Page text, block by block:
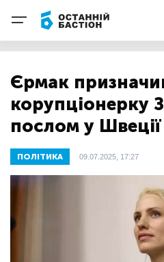
Єрмак
корупціонерку
послом у Швеції
ПОЛІТИКА 09.07.2025, 17:27